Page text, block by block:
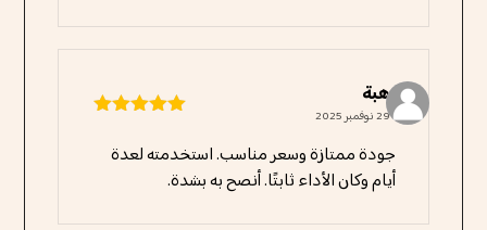
هبة
29 نوفمبر 2025
جودة ممتازة وسعر مناسب. استخدمته لعدة
أيام وكان الأداء ثابتًا. أنصح به بشدة.